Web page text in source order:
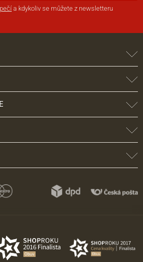
a kdykoliv se můžete z newsletteru